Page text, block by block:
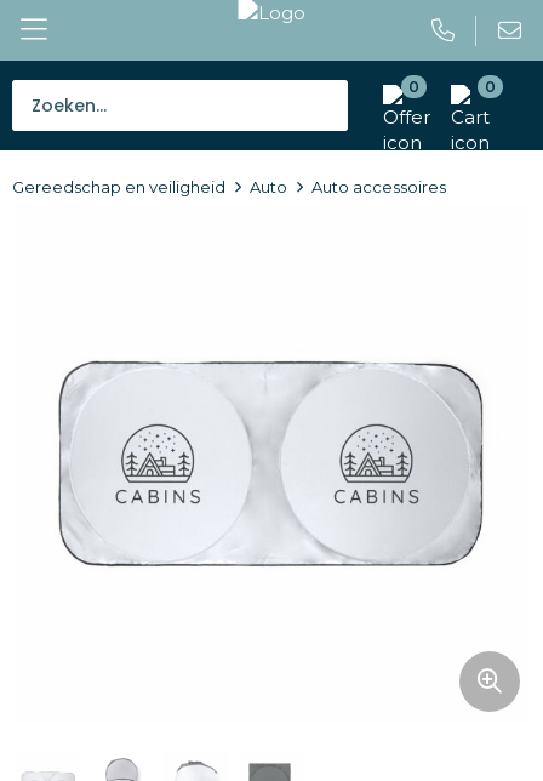
0 0
Tassen
Drinkwaren
Paraplu's
Outdoor en vrije tijd
Gereedschap en veiligheid
Kantoorartikelen
Gereedschap en veiligheid Auto Auto accessoires